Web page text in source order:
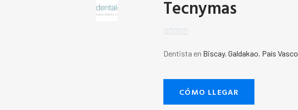
Tecnymas
    
Dentista en Biscay,Galdakao, País Vasco
CÓMO LLEGAR